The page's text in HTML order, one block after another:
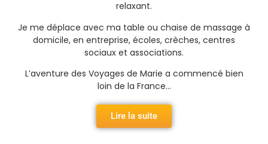
relaxant.
Je me déplace avec ma table ou chaise de massage à
domicile, en entreprise, écoles, crèches, centres
sociaux et associations.
L’aventure des Voyages de Marie a commencé bien
loin de la France…
Lire la suite